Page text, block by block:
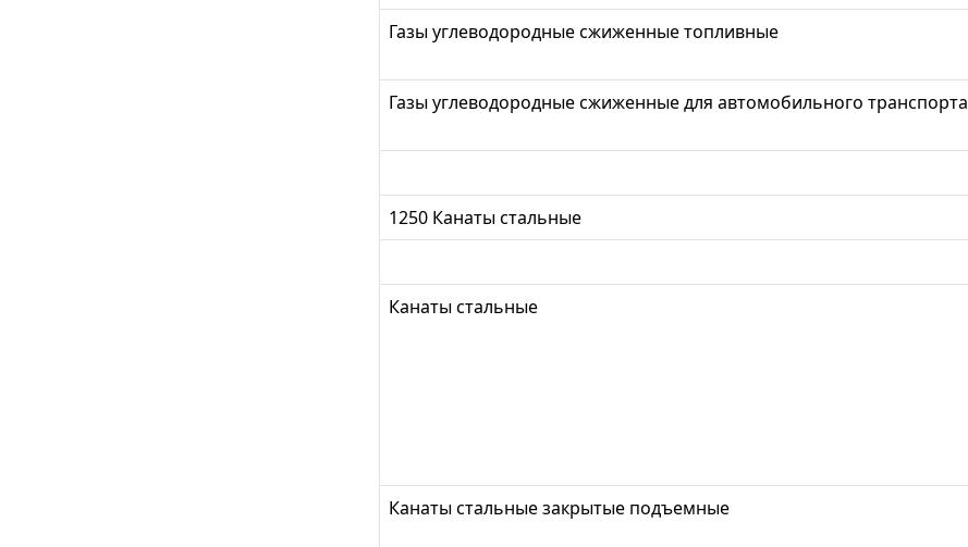
Газы углеводородные сжиженные топливные
Газы углеводородные сжиженные для автомобильного транспорта
1250 Канаты стальные
Канаты стальные
Канаты стальные закрытые подъемные